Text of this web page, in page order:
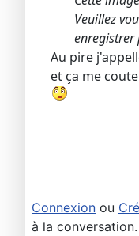
Veuillez
enregistrer
Au pire
et ça me
Connexion ou
à la conversation.